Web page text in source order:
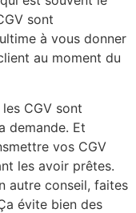
sont
à vous donner
au moment du
CGV sont
demande. Et
vos CGV
les avoir prêtes.
autre conseil, faites
évite bien des